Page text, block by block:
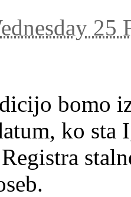
25
bomo
ko sta